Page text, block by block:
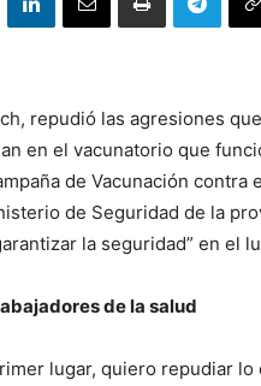
repudió las agresiones
en el vacunatorio que
de Vacunación contra
de Seguridad de la
la seguridad” en el
de la salud
lugar, quiero repudiar